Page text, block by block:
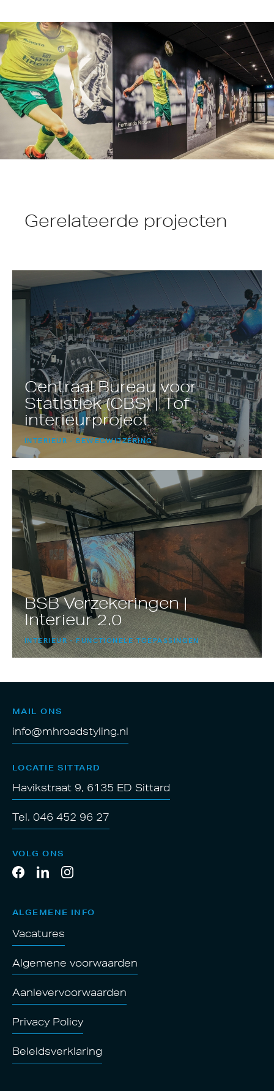
Gerelateerde projecten
Centraal Bureau voor
Statistiek (CBS) | Tof
interieurproject
INTERIEUR BEWEGWIJZERING
BSB Verzekeringen |
Interieur 2.0
INTERIEUR FUNCTIONELE TOEPASSINGEN
MAIL ONS
info@mhroadstyling.nl
LOCATIE SITTARD
Havikstraat 9, 6135 ED Sittard
Tel. 046 452 96 27
VOLG ONS
ALGEMENE INFO
Vacatures
Algemene voorwaarden
Aanlevervoorwaarden
Privacy Policy
Beleidsverklaring